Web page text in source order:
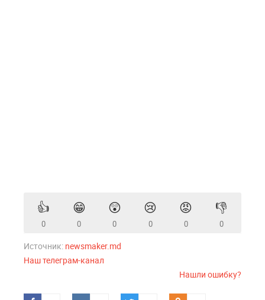
👍
0
😁
0
😲
0
😢
0
😡
0
👎
0
Источник: newsmaker.md
Наш телеграм-канал
Нашли ошибку?